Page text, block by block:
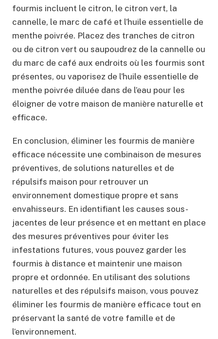
fourmis incluent le citron, le citron vert, la
cannelle, le marc de café et l’huile essentielle de
menthe poivrée. Placez des tranches de citron
ou de citron vert ou saupoudrez de la cannelle ou
du marc de café aux endroits où les fourmis sont
présentes, ou vaporisez de l’huile essentielle de
menthe poivrée diluée dans de l’eau pour les
éloigner de votre maison de manière naturelle et
efficace.
En conclusion, éliminer les fourmis de manière
efficace nécessite une combinaison de mesures
préventives, de solutions naturelles et de
répulsifs maison pour retrouver un
environnement domestique propre et sans
envahisseurs. En identifiant les causes sous-
jacentes de leur présence et en mettant en place
des mesures préventives pour éviter les
infestations futures, vous pouvez garder les
fourmis à distance et maintenir une maison
propre et ordonnée. En utilisant des solutions
naturelles et des répulsifs maison, vous pouvez
éliminer les fourmis de manière efficace tout en
préservant la santé de votre famille et de
l’environnement.